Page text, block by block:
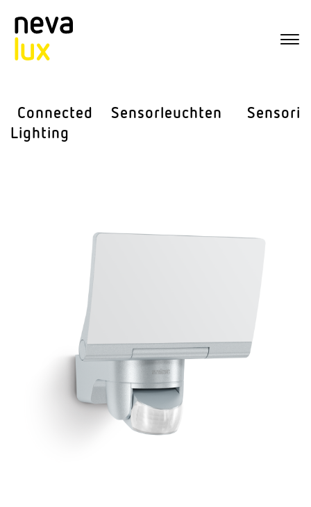
Connected
Lighting
Sensor­leuchten Sensorik